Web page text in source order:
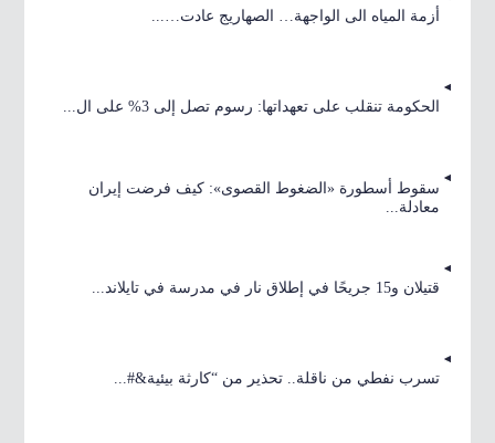
أزمة المياه الى الواجهة… الصهاريج عادت…...
الحكومة تنقلب على تعهداتها: رسوم تصل إلى 3% على ال...
سقوط أسطورة «الضغوط القصوى»: كيف فرضت إيران
معادلة...
قتيلان و15 جريحًا في إطلاق نار في مدرسة في تايلاند...
تسرب نفطي من ناقلة.. تحذير من “كارثة بيئية&#...